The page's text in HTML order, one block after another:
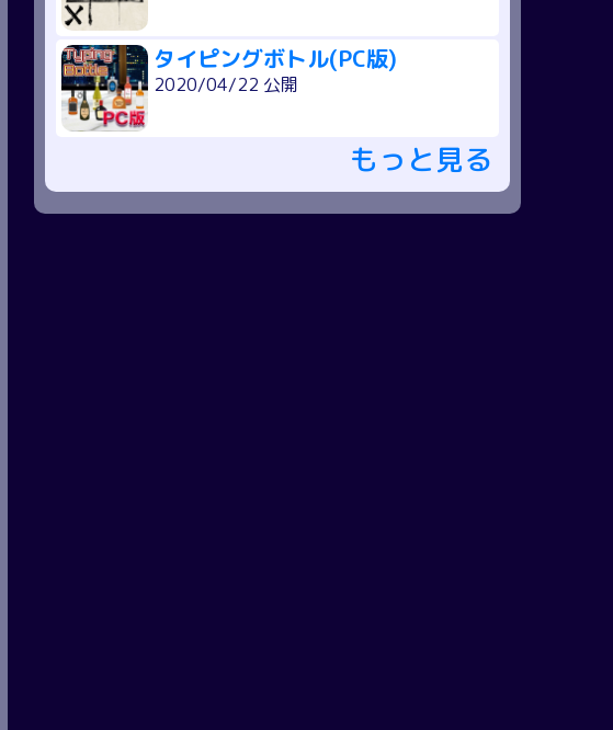
タイピングボトル(PC版)
2020/04/22 公開
もっと見る